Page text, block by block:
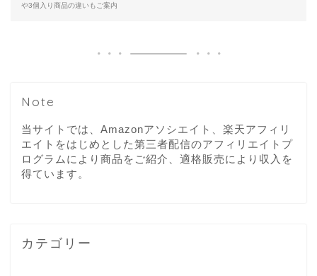
や3個入り商品の違いもご案内
Note
当サイトでは、Amazonアソシエイト、楽天アフィリ
エイトをはじめとした第三者配信のアフィリエイトプ
ログラムにより商品をご紹介、適格販売により収入を
得ています。
カテゴリー